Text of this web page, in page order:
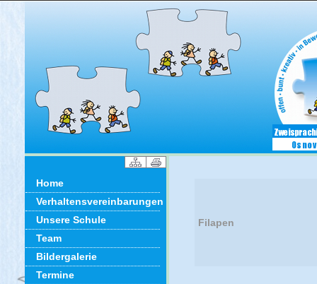
Home
Verhaltensvereinbarungen
Unsere Schule
Team
Bildergalerie
Termine
Filapen